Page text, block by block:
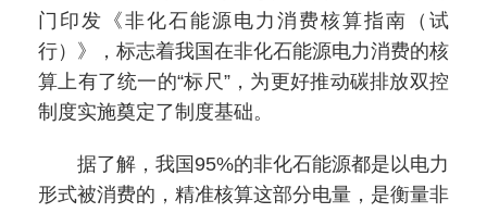
门印发《非化石能源电力消费核算指南（试
行）》，标志着我国在非化石能源电力消费的核
算上有了统一的“标尺”，为更好推动碳排放双控
制度实施奠定了制度基础。
据了解，我国95%的非化石能源都是以电力
形式被消费的，精准核算这部分电量，是衡量非